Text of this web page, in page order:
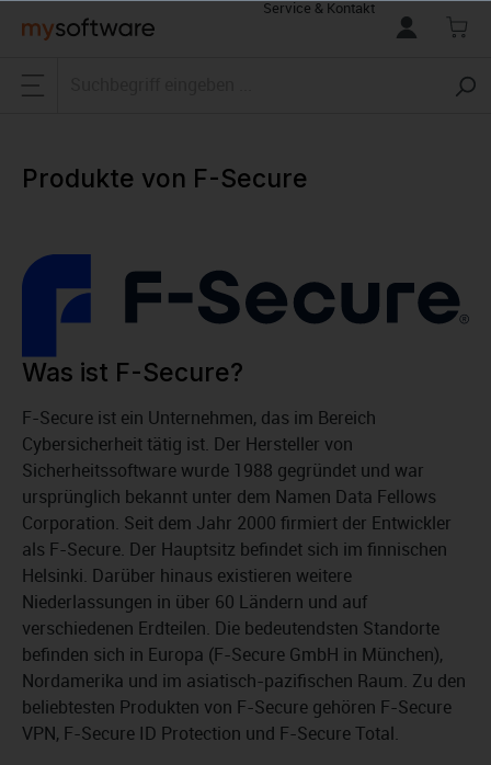
springen
Service & Kontakt
Produkte von F-Secure
Was ist F-Secure?
F-Secure ist ein Unternehmen, das im Bereich
Cybersicherheit tätig ist. Der Hersteller von
Sicherheitssoftware wurde 1988 gegründet und war
ursprünglich bekannt unter dem Namen Data Fellows
Corporation. Seit dem Jahr 2000 firmiert der Entwickler
als F-Secure. Der Hauptsitz befindet sich im finnischen
Helsinki. Darüber hinaus existieren weitere
Niederlassungen in über 60 Ländern und auf
verschiedenen Erdteilen. Die bedeutendsten Standorte
befinden sich in Europa (F-Secure GmbH in München),
Nordamerika und im asiatisch-pazifischen Raum. Zu den
beliebtesten Produkten von F-Secure gehören F-Secure
VPN, F-Secure ID Protection und F-Secure Total.